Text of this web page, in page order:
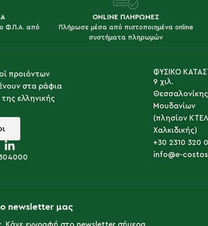
Φ.Π.Α. από
ONLINE ΠΛΗΡΩΜΕΣ
Πλήρωσε μέσα από πιστοποιημένα online
συστήματα πληρωμών
προιόντων
στα ράφια
ελληνικής
ΦΥΣΙΚΟ
9 χιλ.
Μουδανίων
(πλησίον ΚΤΕΛ
Χαλκιδικής)
+30 2310 320
info@e-
newsletter μας